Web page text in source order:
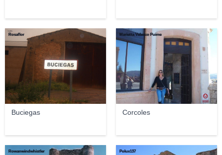
Buciegas
Rosaflor
Corcoles
Marietta Velasco Puime
Rowanwindwhistler Polux137